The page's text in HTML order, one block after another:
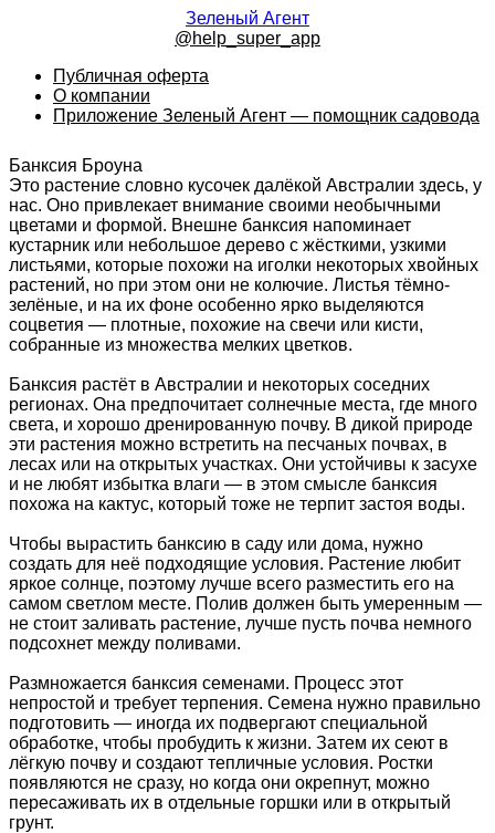
Зеленый Агент
@help_super_app
Публичная оферта
О компании
Приложение Зеленый Агент — помощник садовода
Банксия Броуна
Это растение словно кусочек далёкой Австралии здесь, у
нас. Оно привлекает внимание своими необычными
цветами и формой. Внешне банксия напоминает
кустарник или небольшое дерево с жёсткими, узкими
листьями, которые похожи на иголки некоторых хвойных
растений, но при этом они не колючие. Листья тёмно-
зелёные, и на их фоне особенно ярко выделяются
соцветия — плотные, похожие на свечи или кисти,
собранные из множества мелких цветков.
Банксия растёт в Австралии и некоторых соседних
регионах. Она предпочитает солнечные места, где много
света, и хорошо дренированную почву. В дикой природе
эти растения можно встретить на песчаных почвах, в
лесах или на открытых участках. Они устойчивы к засухе
и не любят избытка влаги — в этом смысле банксия
похожа на кактус, который тоже не терпит застоя воды.
Чтобы вырастить банксию в саду или дома, нужно
создать для неё подходящие условия. Растение любит
яркое солнце, поэтому лучше всего разместить его на
самом светлом месте. Полив должен быть умеренным —
не стоит заливать растение, лучше пусть почва немного
подсохнет между поливами.
Размножается банксия семенами. Процесс этот
непростой и требует терпения. Семена нужно правильно
подготовить — иногда их подвергают специальной
обработке, чтобы пробудить к жизни. Затем их сеют в
лёгкую почву и создают тепличные условия. Ростки
появляются не сразу, но когда они окрепнут, можно
пересаживать их в отдельные горшки или в открытый
грунт.